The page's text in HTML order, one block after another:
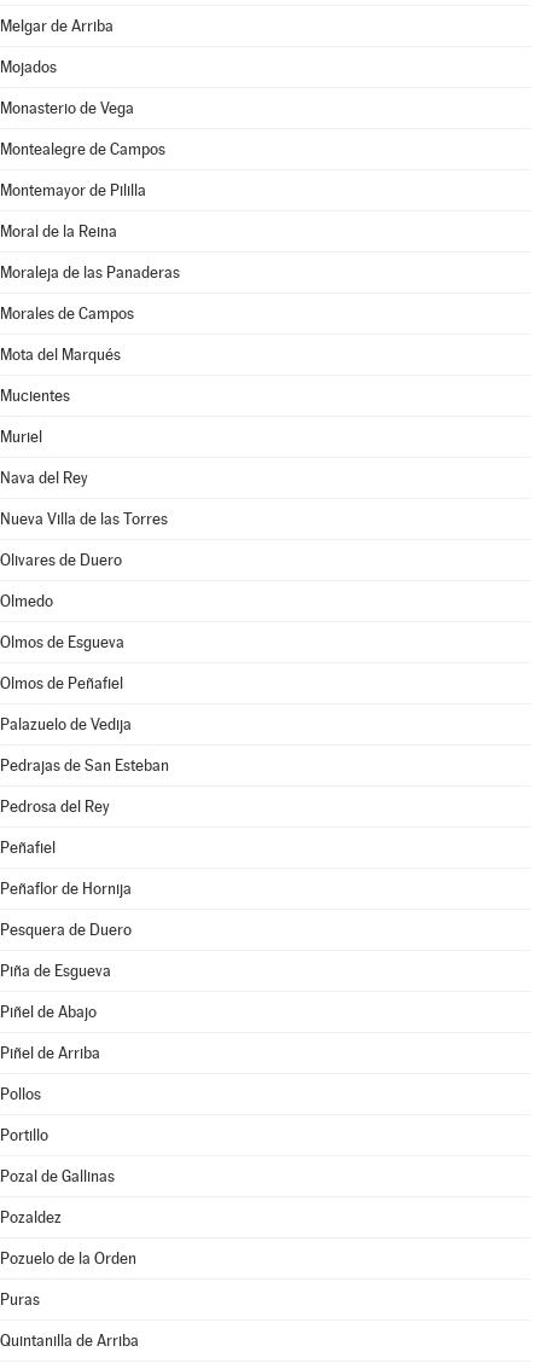
Melgar de Arriba
Mojados
Monasterio de Vega
Montealegre de Campos
Montemayor de Pililla
Moral de la Reina
Moraleja de las Panaderas
Morales de Campos
Mota del Marqués
Mucientes
Muriel
Nava del Rey
Nueva Villa de las Torres
Olivares de Duero
Olmedo
Olmos de Esgueva
Olmos de Peñafiel
Palazuelo de Vedija
Pedrajas de San Esteban
Pedrosa del Rey
Peñafiel
Peñaflor de Hornija
Pesquera de Duero
Piña de Esgueva
Piñel de Abajo
Piñel de Arriba
Pollos
Portillo
Pozal de Gallinas
Pozaldez
Pozuelo de la Orden
Puras
Quintanilla de Arriba